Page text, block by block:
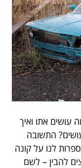
עושים אתו ואיך
התשובה
לנו על קונה
להבין – לשם